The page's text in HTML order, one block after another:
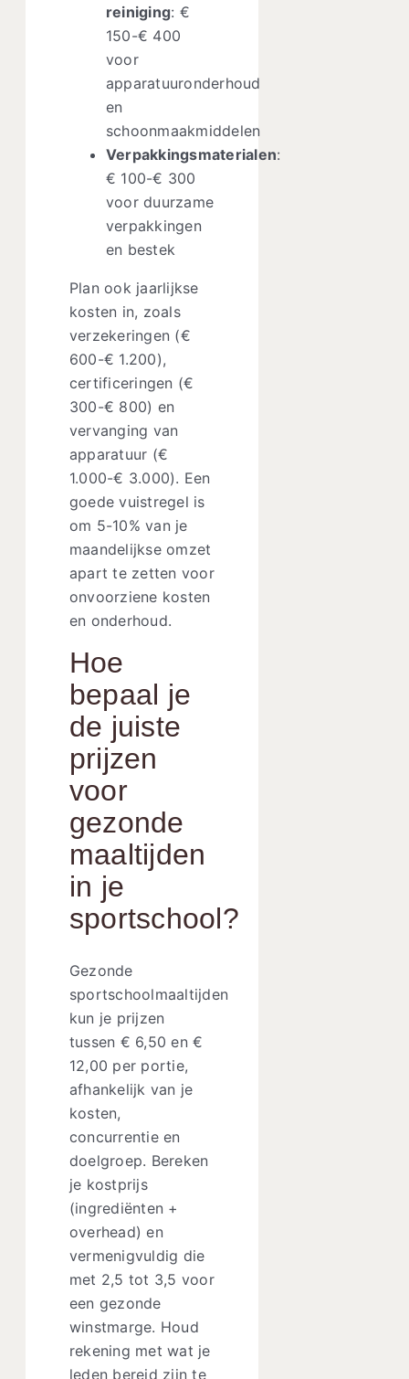
reiniging: €
150-€ 400
voor
apparatuuronderhoud
en
schoonmaakmiddelen
Verpakkingsmaterialen:
€ 100-€ 300
voor duurzame
verpakkingen
en bestek
Plan ook jaarlijkse
kosten in, zoals
verzekeringen (€
600-€ 1.200),
certificeringen (€
300-€ 800) en
vervanging van
apparatuur (€
1.000-€ 3.000). Een
goede vuistregel is
om 5-10% van je
maandelijkse omzet
apart te zetten voor
onvoorziene kosten
en onderhoud.
Hoe
bepaal je
de juiste
prijzen
voor
gezonde
maaltijden
in je
sportschool?
Gezonde
sportschoolmaaltijden
kun je prijzen
tussen € 6,50 en €
12,00 per portie,
afhankelijk van je
kosten,
concurrentie en
doelgroep. Bereken
je kostprijs
(ingrediënten +
overhead) en
vermenigvuldig die
met 2,5 tot 3,5 voor
een gezonde
winstmarge. Houd
rekening met wat je
leden bereid zijn te